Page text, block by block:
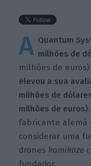
A Quantum
milhões de
milhões de
elevou a sua
milhões de
milhões de euros)
fabricante alemã
considerar uma
drones kamikaze
fundador.